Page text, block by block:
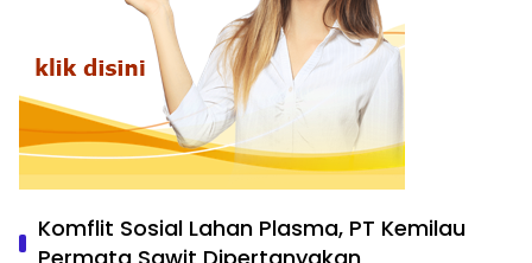
Komflit Sosial Lahan Plasma, PT Kemilau